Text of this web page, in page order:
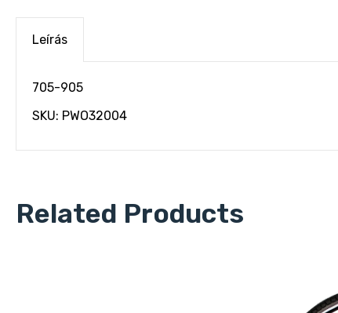
Leírás
705-905
SKU: PWO32004
Related Products